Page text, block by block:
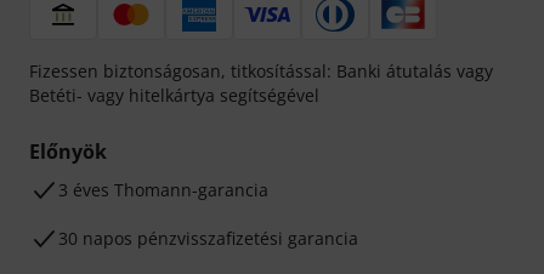
Fizessen biztonságosan, titkosítással: Banki átutalás vagy
Betéti- vagy hitelkártya segítségével
Előnyök
3 éves Thomann-garancia
30 napos pénzvisszafizetési garancia